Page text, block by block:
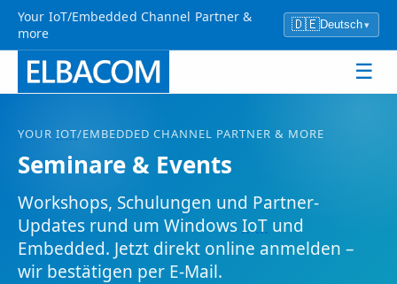
Your IoT/Embedded Channel Partner &
more
🇩🇪Deutsch▾
☰
YOUR IOT/EMBEDDED CHANNEL PARTNER & MORE
Seminare & Events
Workshops, Schulungen und Partner-
Updates rund um WindowsIoT und
Embedded. Jetzt direkt online anmelden –
wir bestätigen per E-Mail.